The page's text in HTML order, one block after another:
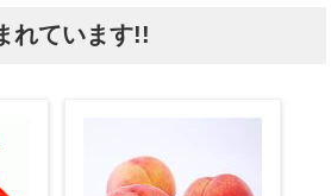
れています!!